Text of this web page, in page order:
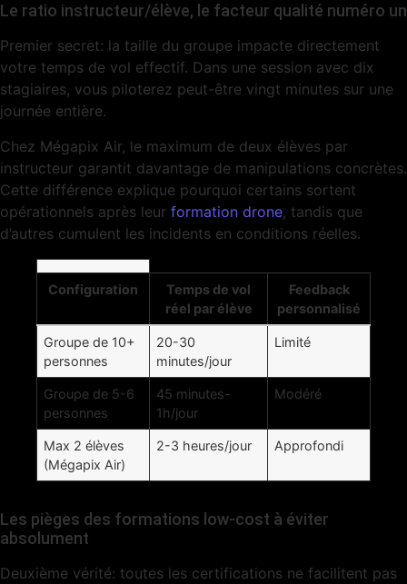
Le ratio instructeur/élève, le facteur qualité numéro un
Premier secret: la taille du groupe impacte directement
votre temps de vol effectif. Dans une session avec dix
stagiaires, vous piloterez peut-être vingt minutes sur une
journée entière.
Chez Mégapix Air, le maximum de deux élèves par
instructeur garantit davantage de manipulations concrètes.
Cette différence explique pourquoi certains sortent
opérationnels après leur formation drone, tandis que
d’autres cumulent les incidents en conditions réelles.
Configuration
Temps de vol
réel par élève
Feedback
personnalisé
Groupe de 10+
personnes
20-30
minutes/jour
Limité
Groupe de 5-6
personnes
45 minutes-
1h/jour
Modéré
Max 2 élèves
(Mégapix Air)
2-3 heures/jour Approfondi
Les pièges des formations low-cost à éviter
absolument
Deuxième vérité: toutes les certifications ne facilitent pas